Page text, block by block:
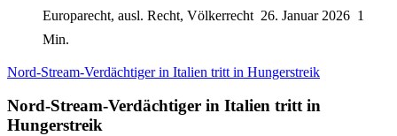
Europarecht, ausl. Recht, Völkerrecht 26. Januar 2026 1
Min.
Nord-Stream-Verdächtiger in Italien tritt in Hungerstreik
Nord-Stream-Verdächtiger in Italien tritt in
Hungerstreik